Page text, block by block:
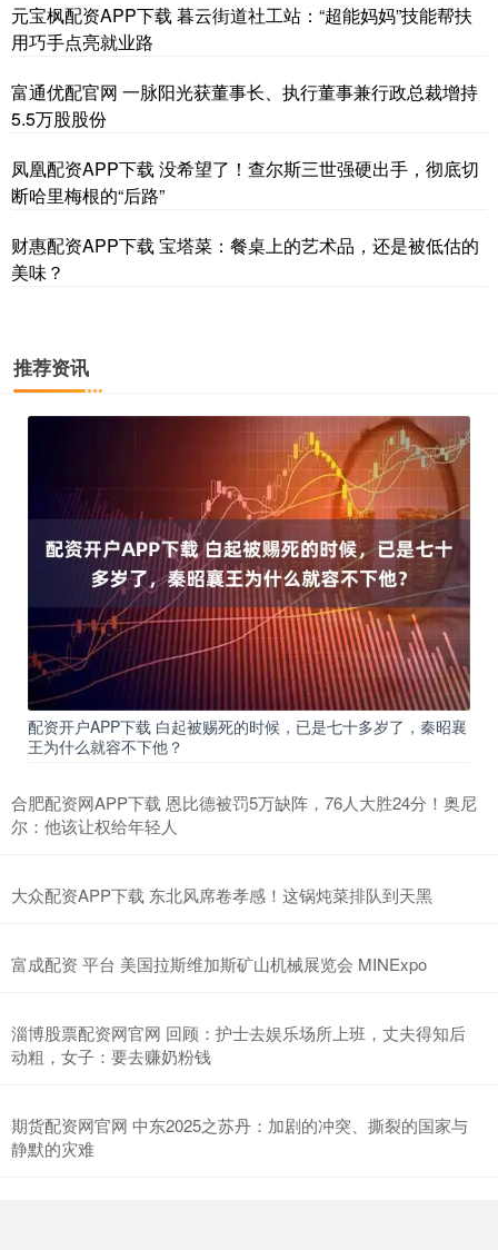
元宝枫配资APP下载 暮云街道社工站：“超能妈妈”技能帮扶
用巧手点亮就业路
富通优配官网 一脉阳光获董事长、执行董事兼行政总裁增持
5.5万股股份
凤凰配资APP下载 没希望了！查尔斯三世强硬出手，彻底切
断哈里梅根的“后路”
财惠配资APP下载 宝塔菜：餐桌上的艺术品，还是被低估的
美味？
推荐资讯
配资开户APP下载 白起被赐死的时候，已是七十多岁了，秦昭襄
王为什么就容不下他？
合肥配资网APP下载 恩比德被罚5万缺阵，76人大胜24分！奥尼
尔：他该让权给年轻人
大众配资APP下载 东北风席卷孝感！这锅炖菜排队到天黑
富成配资 平台 美国拉斯维加斯矿山机械展览会 MINExpo
淄博股票配资网官网 回顾：护士去娱乐场所上班，丈夫得知后
动粗，女子：要去赚奶粉钱
期货配资网官网 中东2025之苏丹：加剧的冲突、撕裂的国家与
静默的灾难